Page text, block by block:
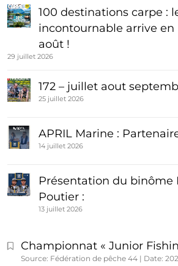
100 destinations carpe :
incontournable arrive
août !
29 juillet 2026
172 – juillet aout
25 juillet 2026
APRIL Marine :
14 juillet 2026
Présentation du binôme
Poutier :
13 juillet 2026
Championnat « Junior
Source: Fédération de pêche 44 Date: